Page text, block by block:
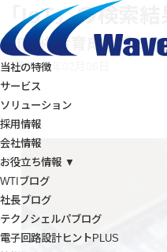
当社の特徴
サービス
ソリューション
採用情報
会社情報
お役立ち情報 ▼
WTIブログ
社長ブログ
テクノシェルパブログ
電子回路設計ヒントPLUS
「IoT」の検索結
IoT技術者育成、待っ
2018年02月06日